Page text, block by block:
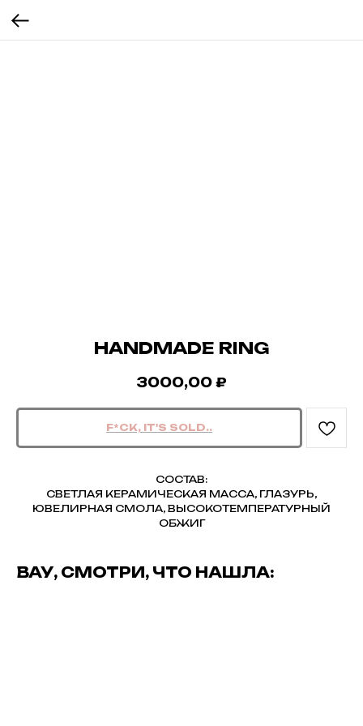
HANDMADE RING
3000,00 ₽
СОСТАВ:
СВЕТЛАЯ КЕРАМИЧЕСКАЯ МАССА, ГЛАЗУРЬ,
ЮВЕЛИРНАЯ СМОЛА, ВЫСОКОТЕМПЕРАТУРНЫЙ
ОБЖИГ
ВАУ, СМОТРИ, ЧТО НАШЛА: